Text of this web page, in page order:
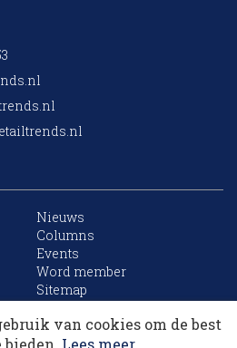
Nieuws
Columns
Events
Word member
Sitemap
van cookies om de best
Lees meer